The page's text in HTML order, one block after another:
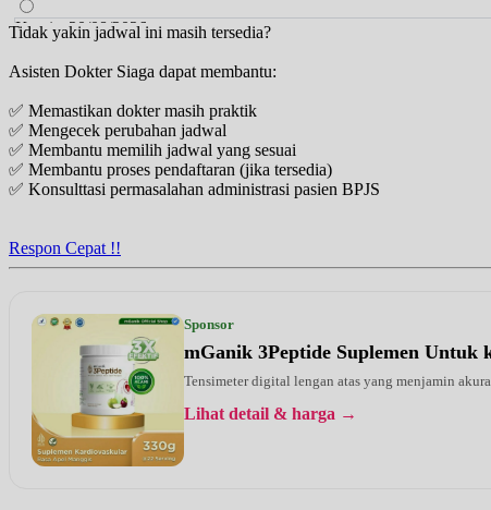
Kamis, 20/08/2026
Jam 18:00 - 20:00
EKSEKUTIF
Senin, 24/08/2026
Jam 19:00 - 20:00
EKSEKUTIF
Rabu, 26/08/2026
EKSEKUTIF
Senin, 31/08/2026
Jam 19:00 - 20:00
Rabu, 02/09/2026
Jam 19:00 - 20:00
Tidak yakin jadwal ini masih tersedia?
Asisten Dokter Siaga dapat membantu:
✅ Memastikan dokter masih praktik
✅ Mengecek perubahan jadwal
✅ Membantu memilih jadwal yang sesuai
✅ Membantu proses pendaftaran (jika tersedia)
✅ Konsulttasi permasalahan administrasi pasien BPJS
Respon Cepat !!
Sponsor
mGanik 3Peptide Suplemen Untuk
Tensimeter digital lengan atas yang menjamin
Lihat detail & harga →